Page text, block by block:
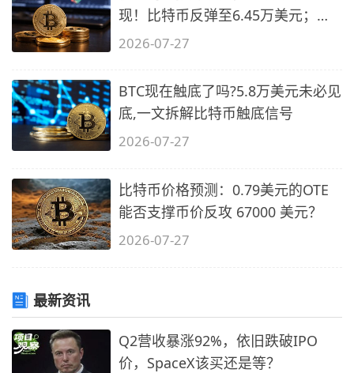
现！比特币反弹至6.45万美元；以
太坊重回
2026-07-27
BTC现在触底了吗?5.8万美元未必见
底,一文拆解比特币触底信号
2026-07-27
比特币价格预测：0.79美元的OTE
能否支撑币价反攻 67000 美元？
2026-07-27
最新资讯
Q2营收暴涨92%，依旧跌破IPO
价，SpaceX该买还是等？